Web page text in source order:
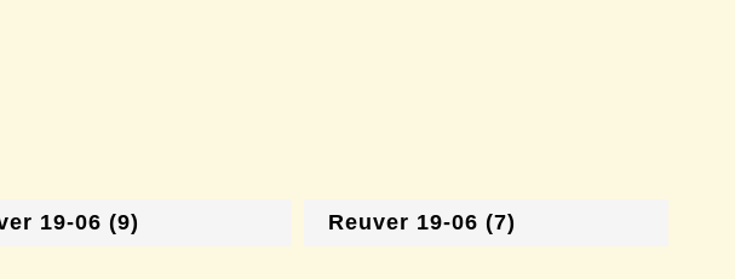
19-06 (9) Reuver 19-06 (7)